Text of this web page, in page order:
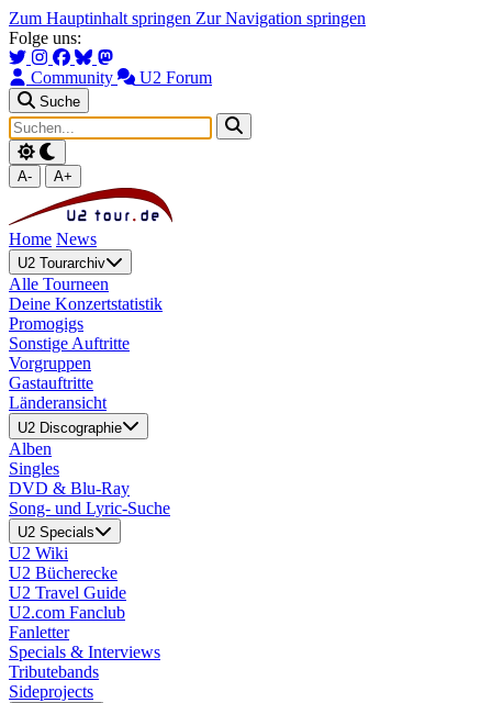
Zum Hauptinhalt springen Zur Navigation springen
Folge uns:
Community U2 Forum
Suche
A- A+
Home News
U2 Tourarchiv
Alle Tourneen
Deine Konzertstatistik
Promogigs
Sonstige Auftritte
Vorgruppen
Gastauftritte
Länderansicht
U2 Discographie
Alben
Singles
DVD & Blu-Ray
Song- und Lyric-Suche
U2 Specials
U2 Wiki
U2 Bücherecke
U2 Travel Guide
U2.com Fanclub
Fanletter
Specials & Interviews
Tributebands
Sideprojects